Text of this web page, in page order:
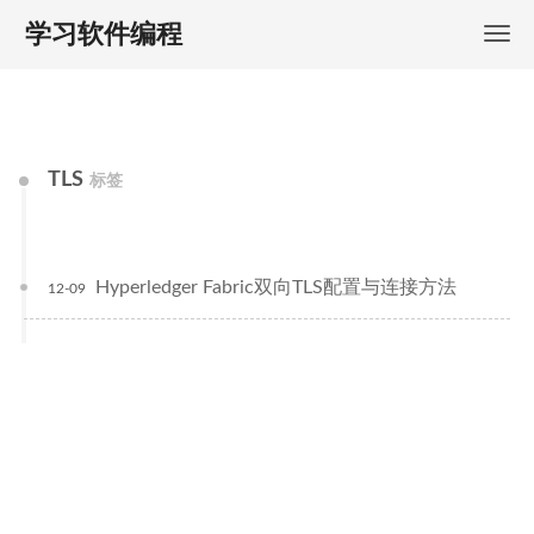
学习软件编程
TLS 标签
Hyperledger Fabric双向TLS配置与连接方法
12-09